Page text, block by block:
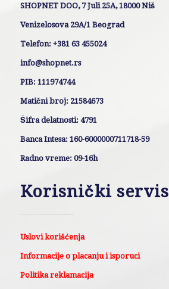
SHOPNET DOO, 7 Juli 25A, 18000 Niš
Venizelosova 29A/1 Beograd
Telefon: +381 63 455024
info@shopnet.rs
PIB: 111974744
Matični broj: 21584673
Šifra delatnosti: 4791
Banca Intesa: 160-6000000711718-59
Radno vreme: 09-16h
Korisnički servis
Uslovi korišćenja
Informacije o placanju i isporuci
Politika reklamacija